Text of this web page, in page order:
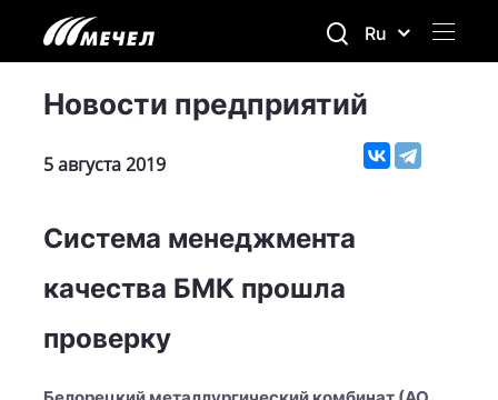
Ru
Новости предприятий
5 августа 2019
Система менеджмента
качества БМК прошла
проверку